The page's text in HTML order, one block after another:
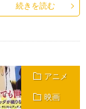
続きを読む
アニメ
映画